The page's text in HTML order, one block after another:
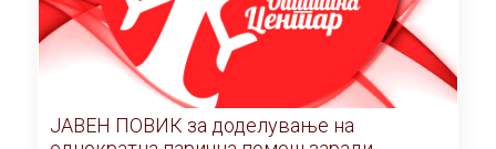
ЈАВЕН ПОВИК за доделување на